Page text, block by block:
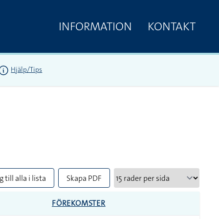
INFORMATION KONTAKT
Hjälp/Tips
till alla i lista Skapa PDF
FÖREKOMSTER